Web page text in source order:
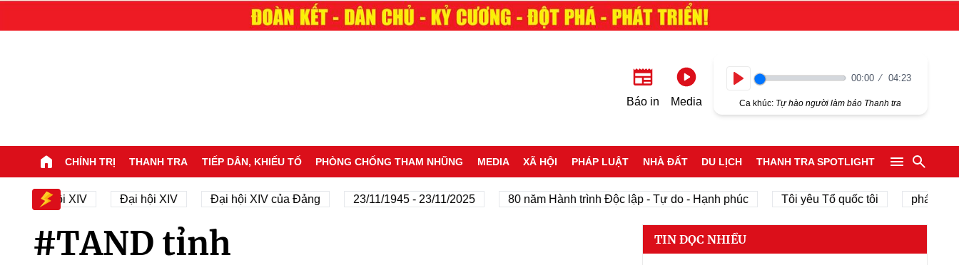
Báo in Media
00:00 04:23
Ca khúc: Tự hào người làm báo Thanh tra
CHÍNH TRỊ THANH TRA TIẾP DÂN, KHIẾU TỐ PHÒNG CHỐNG THAM NHŨNG MEDIA XÃ HỘI PHÁP LUẬT NHÀ ĐẤT DU LỊCH THANH TRA SPOTLIGHT
Đại hội XIV Đại hội XIV Đại hội XIV của Đảng 23/11/1945 - 23/11/2025 80 năm Hành trình Độc lập - Tự do - Hạnh phúc Tôi yêu Tổ quốc tôi phát triển
#TAND tỉnh TIN ĐỌC NHIỀU